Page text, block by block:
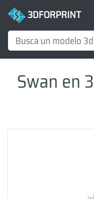
3DFORPRINT
Swan en